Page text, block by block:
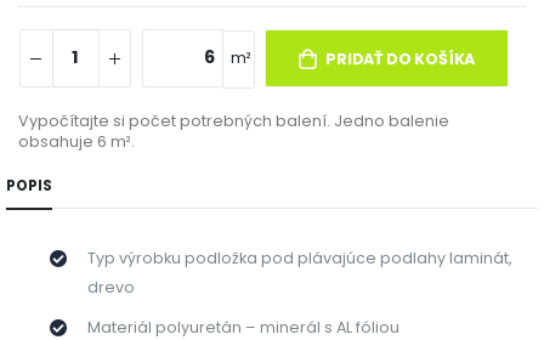
m² PRIDAŤ DO KOŠÍKA
Vypočítajte si počet potrebných balení. Jedno balenie
obsahuje 6 m².
POPIS
Typ výrobku podložka pod plávajúce podlahy laminát,
drevo
Materiál polyuretán – minerál s AL fóliou